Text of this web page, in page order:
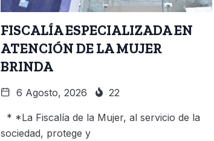
FISCALÍA ESPECIALIZADA EN
ATENCIÓN DE LA MUJER
BRINDA
6 Agosto, 2026 22
* *La Fiscalía de la Mujer, al servicio de la
sociedad, protege y